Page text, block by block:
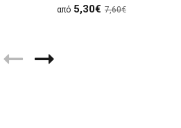
από 5,30€ 7,60€